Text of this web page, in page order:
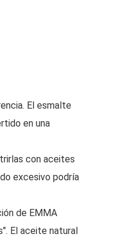
El esmalte
en una
con aceites
excesivo podría
de EMMA
El aceite natural